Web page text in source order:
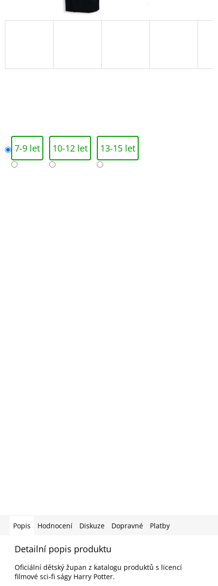
7-9 let 10-12 let 13-15 let
Popis Hodnocení Diskuze Dopravné Platby
Detailní popis produktu
Oficiální dětský župan z katalogu produktů s licencí
filmové sci-fi ságy Harry Potter.